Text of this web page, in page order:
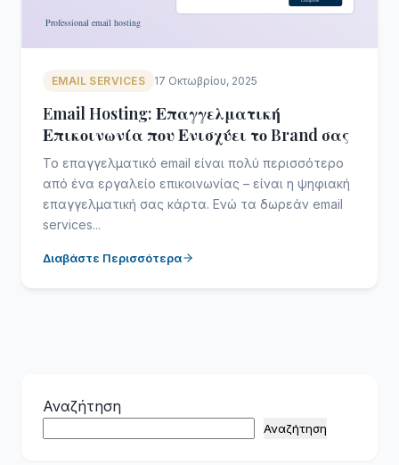
EMAIL SERVICES 17 Οκτωβρίου, 2025
Email Hosting: Επαγγελματική
Επικοινωνία που Ενισχύει το Brand σας
Το επαγγελματικό email είναι πολύ περισσότερο
από ένα εργαλείο επικοινωνίας – είναι η ψηφιακή
επαγγελματική σας κάρτα. Ενώ τα δωρεάν email
services...
Διαβάστε Περισσότερα
Αναζήτηση
Αναζήτηση